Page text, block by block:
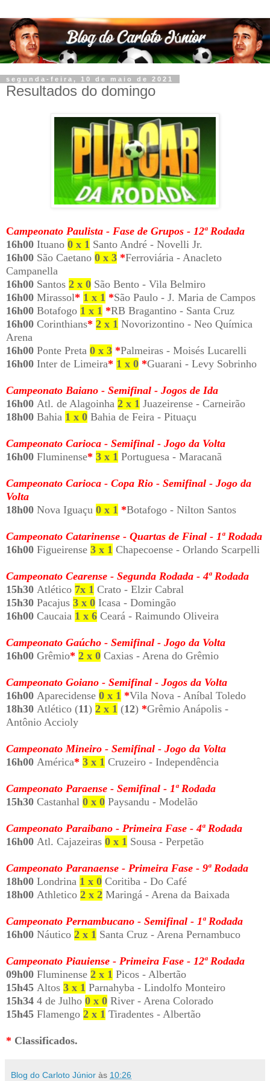
segunda-feira, 10 de maio de 2021
Resultados do domingo
Campeonato Paulista - Fase de Grupos - 12ª Rodada
16h00 Ituano 0 x 1 Santo André - Novelli Jr.
16h00 São Caetano 0 x 3 *Ferroviária - Anacleto
Campanella
16h00 Santos 2 x 0 São Bento - Vila Belmiro
16h00 Mirassol* 1 x 1 *São Paulo - J. Maria de Campos
16h00 Botafogo 1 x 1 *RB Bragantino - Santa Cruz
16h00 Corinthians* 2 x 1 Novorizontino - Neo Química
Arena
16h00 Ponte Preta 0 x 3 *Palmeiras - Moisés Lucarelli
16h00 Inter de Limeira* 1 x 0 *Guarani - Levy Sobrinho
Campeonato Baiano - Semifinal - Jogos de Ida
16h00 Atl. de Alagoinha 2 x 1 Juazeirense - Carneirão
18h00 Bahia 1 x 0 Bahia de Feira - Pituaçu
Campeonato Carioca - Semifinal - Jogo da Volta
16h00 Fluminense* 3 x 1 Portuguesa - Maracanã
Campeonato Carioca - Copa Rio - Semifinal - Jogo da
Volta
18h00 Nova Iguaçu 0 x 1 *Botafogo - Nilton Santos
Campeonato Catarinense - Quartas de Final - 1ª Rodada
16h00 Figueirense 3 x 1 Chapecoense - Orlando Scarpelli
Campeonato Cearense - Segunda Rodada - 4ª Rodada
15h30 Atlético 7x 1 Crato - Elzir Cabral
15h30 Pacajus 3 x 0 Icasa - Domingão
16h00 Caucaia 1 x 6 Ceará - Raimundo Oliveira
Campeonato Gaúcho - Semifinal - Jogo da Volta
16h00 Grêmio* 2 x 0 Caxias - Arena do Grêmio
Campeonato Goiano - Semifinal - Jogos da Volta
16h00 Aparecidense 0 x 1 *Vila Nova - Aníbal Toledo
18h30 Atlético (11) 2 x 1 (12) *Grêmio Anápolis -
Antônio Accioly
Campeonato Mineiro - Semifinal - Jogo da Volta
16h00 América* 3 x 1 Cruzeiro - Independência
Campeonato Paraense - Semifinal - 1ª Rodada
15h30 Castanhal 0 x 0 Paysandu - Modelão
Campeonato Paraibano - Primeira Fase - 4ª Rodada
16h00 Atl. Cajazeiras 0 x 1 Sousa - Perpetão
Campeonato Paranaense - Primeira Fase - 9ª Rodada
18h00 Londrina 1 x 0 Coritiba - Do Café
18h00 Athletico 2 x 2 Maringá - Arena da Baixada
Campeonato Pernambucano - Semifinal - 1ª Rodada
16h00 Náutico 2 x 1 Santa Cruz - Arena Pernambuco
Campeonato Piauiense - Primeira Fase - 12ª Rodada
09h00 Fluminense 2 x 1 Picos - Albertão
15h45 Altos 3 x 1 Parnahyba - Lindolfo Monteiro
15h34 4 de Julho 0 x 0 River - Arena Colorado
15h45 Flamengo 2 x 1 Tiradentes - Albertão
* Classificados.
Blog do Carloto Júnior às 10:26